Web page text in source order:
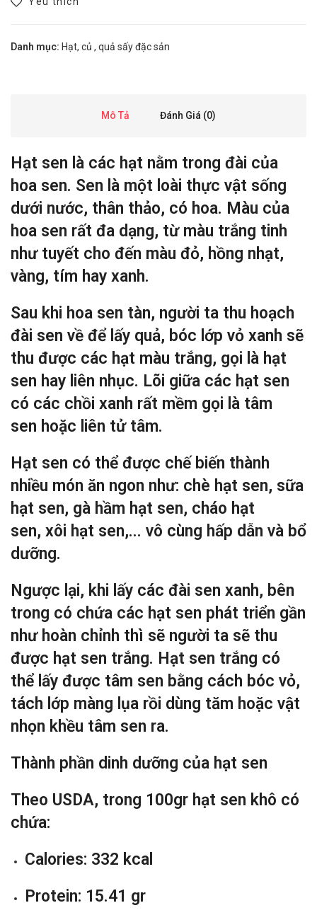
Danh mục: Hạt, củ , quả sấy đặc sản
Mô Tả Đánh Giá (0)
Hạt sen là các hạt nằm trong đài của
hoa sen. Sen là một loài thực vật sống
dưới nước, thân thảo, có hoa. Màu của
hoa sen rất đa dạng, từ màu trắng tinh
như tuyết cho đến màu đỏ, hồng nhạt,
vàng, tím hay xanh.
Sau khi hoa sen tàn, người ta thu hoạch
đài sen về để lấy quả, bóc lớp vỏ xanh sẽ
thu được các hạt màu trắng, gọi là hạt
sen hay liên nhục. Lõi giữa các hạt sen
có các chồi xanh rất mềm gọi là tâm
sen hoặc liên tử tâm.
Hạt sen có thể được chế biến thành
nhiều món ăn ngon như: chè hạt sen, sữa
hạt sen, gà hầm hạt sen, cháo hạt
sen, xôi hạt sen,... vô cùng hấp dẫn và bổ
dưỡng.
Ngược lại, khi lấy các đài sen xanh, bên
trong có chứa các hạt sen phát triển gần
như hoàn chỉnh thì sẽ người ta sẽ thu
được hạt sen trắng. Hạt sen trắng có
thể lấy được tâm sen bằng cách bóc vỏ,
tách lớp màng lụa rồi dùng tăm hoặc vật
nhọn khều tâm sen ra.
Thành phần dinh dưỡng của hạt sen
Theo USDA, trong 100gr hạt sen khô có
chứa:
Calories: 332 kcal
Protein: 15.41 gr